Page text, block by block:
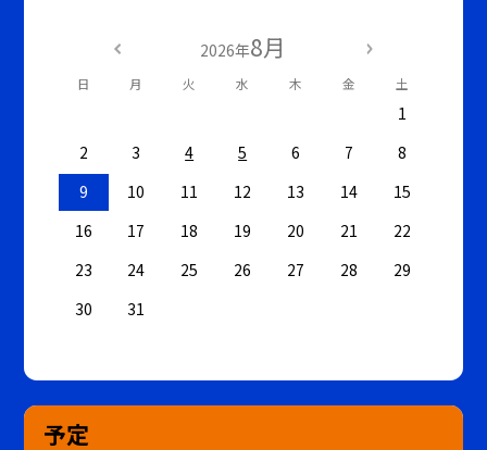
2026年8月
日 月 火 水 木 金 土
1
2
3 4 5 6 7
8
9
10 11 12 13 14
15
16
17 18 19 20 21
22
23
24 25 26 27 28
29
30
31
予定